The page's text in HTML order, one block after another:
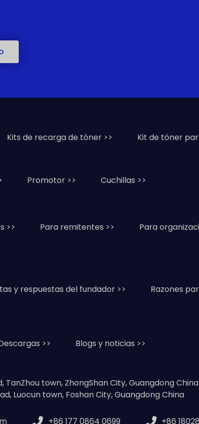
Kits de recarga de tóner >>
Kit de tóner
Promotor >> Cuchillas >>
>> Para remitentes >> Para
y respuestas del fundador >> Razones
>> Blogs y noticias >>
TanZhou town, ZhongShan City, Guangdong China
Luocun town, Foshan City, Guangdong China
+86 177 0864 0699 +86